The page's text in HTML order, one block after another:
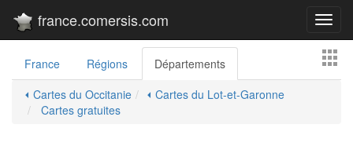
france.comersis.com
France Régions
Départements
⏴ Cartes du Occitanie
⏴ Cartes du Lot-et-Garonne
Cartes gratuites